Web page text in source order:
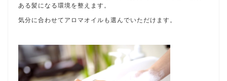
ある髪になる環境を整えます。
気分に合わせてアロマオイルも選んでいただけます。